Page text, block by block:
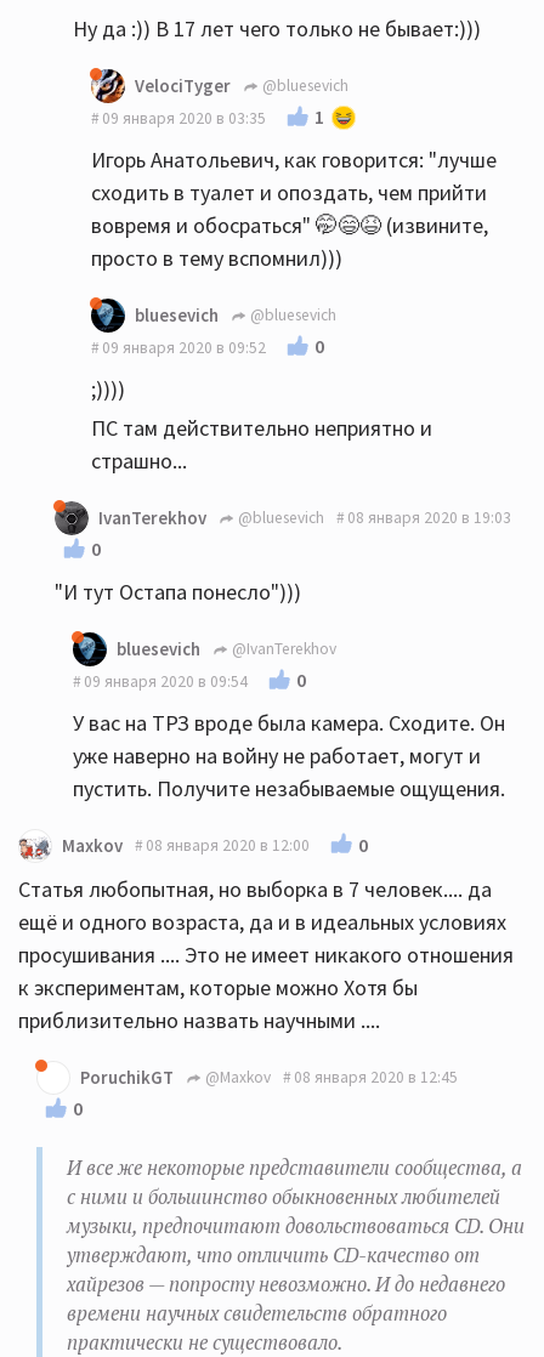
Ну да :)) В 17 лет чего только не бывает:)))
VelociTyger
@bluesevich
09 января 2020 в 03:35
1
Игорь Анатольевич, как говорится: "лучше
сходить в туалет и опоздать, чем прийти
вовремя и обосраться" 🤭😄😆 (извините,
просто в тему вспомнил)))
bluesevich
@bluesevich
09 января 2020 в 09:52
0
;))))
ПС там действительно неприятно и
страшно...
IvanTerekhov @bluesevich 08 января 2020 в 19:03
0
"И тут Остапа понесло")))
bluesevich
@IvanTerekhov
09 января 2020 в 09:54
0
У вас на ТРЗ вроде была камера. Сходите. Он
уже наверно на войну не работает, могут и
пустить. Получите незабываемые ощущения.
Maxkov 08 января 2020 в 12:00 0
Статья любопытная, но выборка в 7 человек.... да
ещё и одного возраста, да и в идеальных условиях
просушивания .... Это не имеет никакого отношения
к экспериментам, которые можно Хотя бы
приблизительно назвать научными ....
PoruchikGT @Maxkov 08 января 2020 в 12:45
0
И все же некоторые представители сообщества, а
с ними и большинство обыкновенных любителей
музыки, предпочитают довольствоваться CD. Они
утверждают, что отличить CD-качество от
хайрезов — попросту невозможно. И до недавнего
времени научных свидетельств обратного
практически не существовало.